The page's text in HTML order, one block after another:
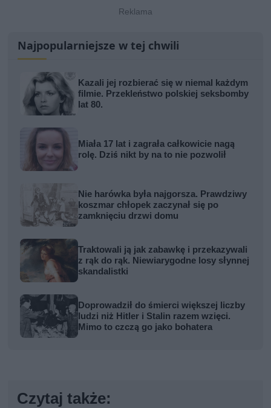
Najpopularniejsze w tej chwili
Kazali jej rozbierać się w niemal każdym
filmie. Przekleństwo polskiej seksbomby
lat 80.
Miała 17 lat i zagrała całkowicie nagą
rolę. Dziś nikt by na to nie pozwolił
Nie harówka była najgorsza. Prawdziwy
koszmar chłopek zaczynał się po
zamknięciu drzwi domu
Traktowali ją jak zabawkę i przekazywali
z rąk do rąk. Niewiarygodne losy słynnej
skandalistki
Doprowadził do śmierci większej liczby
ludzi niż Hitler i Stalin razem wzięci.
Mimo to czczą go jako bohatera
Czytaj także: